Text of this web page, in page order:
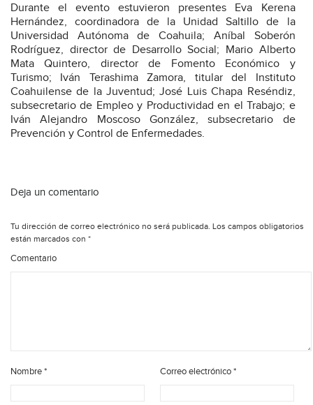
Durante el evento estuvieron presentes Eva Kerena
Hernández, coordinadora de la Unidad Saltillo de la
Universidad Autónoma de Coahuila; Aníbal Soberón
Rodríguez, director de Desarrollo Social; Mario Alberto
Mata Quintero, director de Fomento Económico y
Turismo; Iván Terashima Zamora, titular del Instituto
Coahuilense de la Juventud; José Luis Chapa Reséndiz,
subsecretario de Empleo y Productividad en el Trabajo; e
Iván Alejandro Moscoso González, subsecretario de
Prevención y Control de Enfermedades.
Deja un comentario
Tu dirección de correo electrónico no será publicada. Los campos obligatorios
están marcados con *
Comentario
Nombre* Correo electrónico*